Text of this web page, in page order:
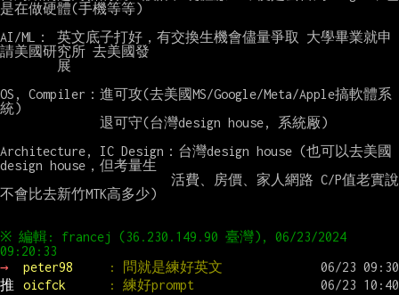
是在做硬體(手機等等)
AI/ML： 英文底子打好，有交換生機會儘量爭取 大學畢業就申
請美國研究所 去美國發
OS, Compiler：進可攻(去美國MS/Google/Meta/Apple搞軟體系
統)
Architecture, IC Design：台灣design house (也可以去美國
design house，但考量生
不會比去新竹MTK高多少)
※ 編輯: francej (36.230.149.90 臺灣), 06/23/2024
→
peter98
: 問就是練好英文
推
oicfck
: 練好prompt